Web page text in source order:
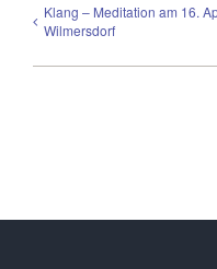
Klang – Meditation am 16.
Wilmersdorf